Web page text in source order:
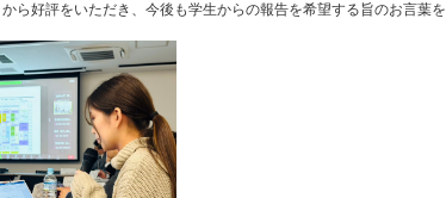
ら好評をいただき、今後も学生からの報告を希望する旨のお言葉を